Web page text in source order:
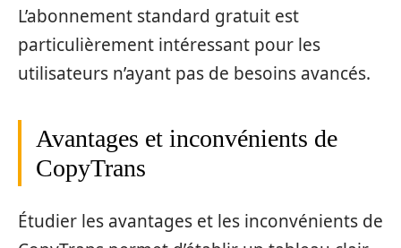
L’abonnement standard gratuit est
particulièrement intéressant pour les
utilisateurs n’ayant pas de besoins avancés.
Avantages et inconvénients de
CopyTrans
Étudier les avantages et les inconvénients de